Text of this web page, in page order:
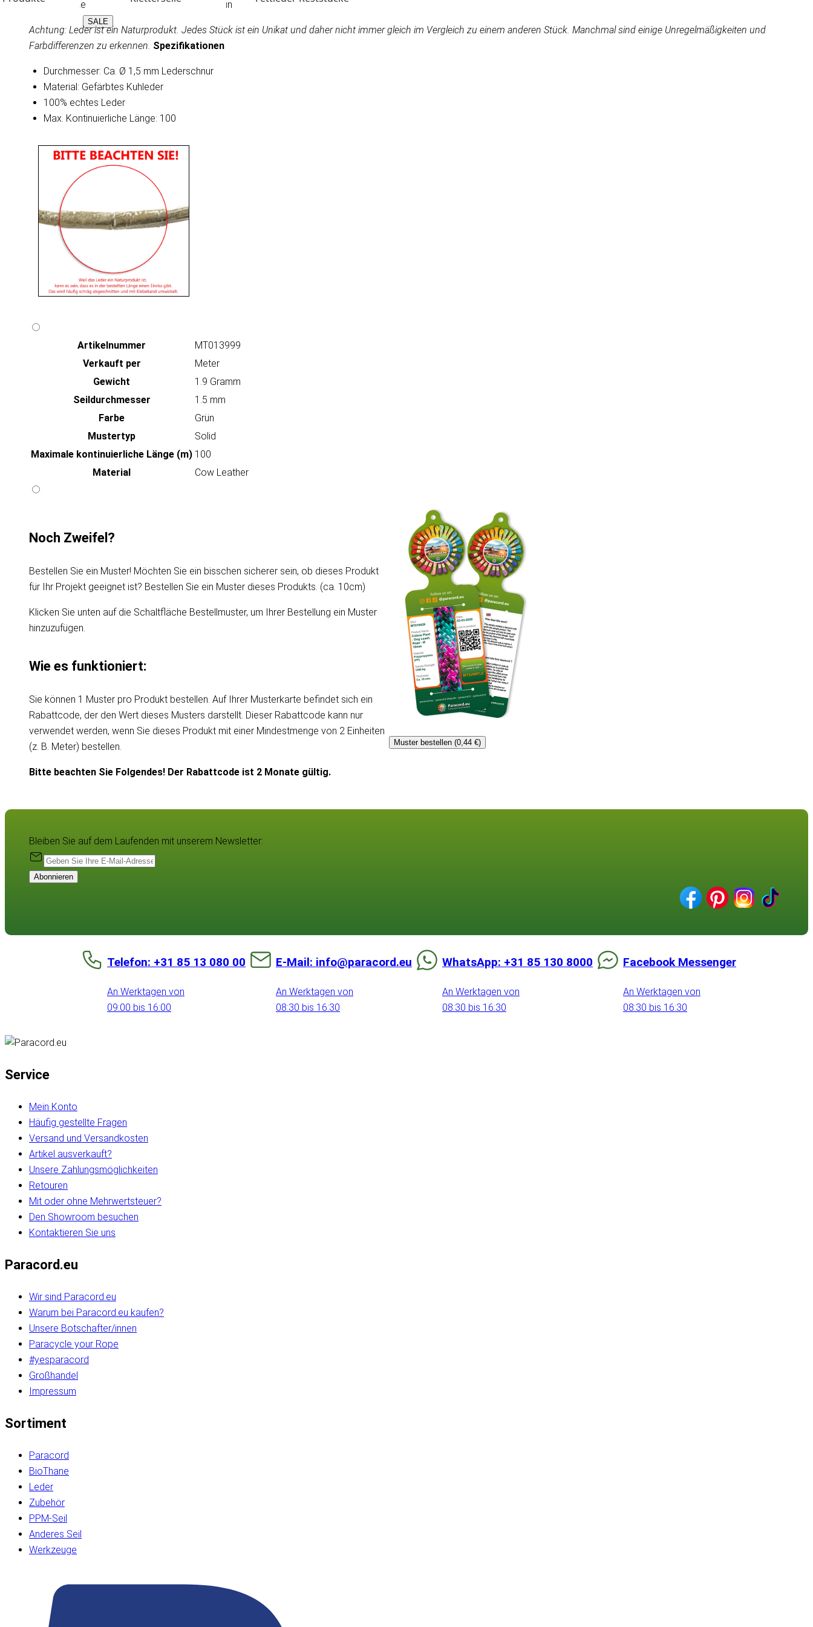
SALE
Perfekt für Lederarmbänder, Lederhalsbänder und Kettelnähte.
Achtung: Leder ist ein Naturprodukt. Jedes Stück ist ein Unikat und daher nicht immer gleich im Vergleich zu einem anderen Stück. Manchmal sind einige Unregelmäßigkeiten und
Farbdifferenzen zu erkennen. Spezifikationen
Durchmesser: Ca. Ø 1,5 mm Lederschnur
Material: Gefärbtes Kuhleder
100% echtes Leder
Max. Kontinuierliche Länge: 100
Artikeln‌ummer
MT013999
Verkauft per
Meter
Gewicht
1.9 Gramm
Seildurchmesser
1.5 mm
Farbe
Grün
Mustertyp
Solid
Maximale kontinuierliche Länge (m) 100
Material
Cow Leather
Noch Zweifel?
Bestellen Sie ein Muster! Möchten Sie ein bisschen sicherer sein, ob dieses Produkt
für Ihr Projekt geeignet ist? Bestellen Sie ein Muster dieses Produkts. (ca. 10cm)
Klicken Sie unten auf die Schaltfläche Bestellmuster, um Ihrer Bestellung ein Muster
hinzuzufügen.
Wie es funktioniert:
Sie können 1 Muster pro Produkt bestellen. Auf Ihrer Musterkarte befindet sich ein
Rabattcode, der den Wert dieses Musters darstellt. Dieser Rabattcode kann nur
verwendet werden, wenn Sie dieses Produkt mit einer Mindestmenge von 2 Einheiten
(z. B. Meter) bestellen.
Bitte beachten Sie Folgendes! Der Rabattcode ist 2 Monate gültig.
Muster bestellen (0,44 €)
Bleiben Sie auf dem Laufenden mit unserem Newsletter:
Abonnieren
Telefon: +31 85 13 080 00
An Werktagen von
09:00 bis 16:00
E-Mail: info@paracord.eu
An Werktagen von
08:30 bis 16:30
WhatsApp: +31 85 130 8000
An Werktagen von
08:30 bis 16:30
Facebook Messenger
An Werktagen von
08:30 bis 16:30
Service
Mein Konto
Häufig gestellte Fragen
Versand und Versandkosten
Artikel ausverkauft?
Unsere Zahlungsmöglichkeiten
Retouren
Mit oder ohne Mehrwertsteuer?
Den Showroom besuchen
Kontaktieren Sie uns
Paracord.eu
Wir sind Paracord.eu
Warum bei Paracord.eu kaufen?
Unsere Botschafter/innen
Paracycle your Rope
#yesparacord
Großhandel
Impressum
Sortiment
Paracord
BioThane
Leder
Zubehör
PPM-Seil
Anderes Seil
Werkzeuge